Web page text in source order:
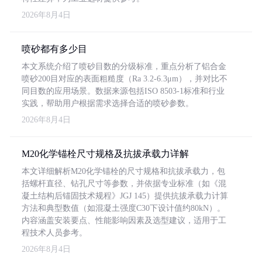
2026年8月4日
喷砂都有多少目
本文系统介绍了喷砂目数的分级标准，重点分析了铝合金
喷砂200目对应的表面粗糙度（Ra 3.2-6.3μm），并对比不
同目数的应用场景。数据来源包括ISO 8503-1标准和行业
实践，帮助用户根据需求选择合适的喷砂参数。
2026年8月4日
M20化学锚栓尺寸规格及抗拔承载力详解
本文详细解析M20化学锚栓的尺寸规格和抗拔承载力，包
括螺杆直径、钻孔尺寸等参数，并依据专业标准（如《混
凝土结构后锚固技术规程》JGJ 145）提供抗拔承载力计算
方法和典型数值（如混凝土强度C30下设计值约80kN）。
内容涵盖安装要点、性能影响因素及选型建议，适用于工
程技术人员参考。
2026年8月4日